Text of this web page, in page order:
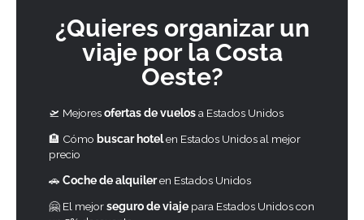
¿Quieres organizar un
viaje por la Costa
Oeste?
🛫 Mejoresofertas de vuelosa Estados Unidos
🏨 Cómo buscar hotelen Estados Unidos al mejor
precio
🚗 Coche de alquileren Estados Unidos
🤗 El mejorseguro de viaje para Estados Unidos con